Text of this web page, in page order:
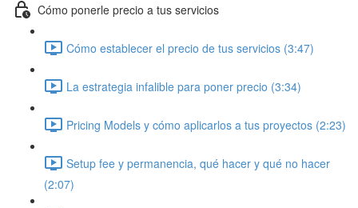
Cómo ponerle precio a tus servicios
Cómo establecer el precio de tus servicios (3:47)
La estrategia infalible para poner precio (3:34)
Pricing Models y cómo aplicarlos a tus proyectos (2:23)
Setup fee y permanencia, qué hacer y qué no hacer
(2:07)